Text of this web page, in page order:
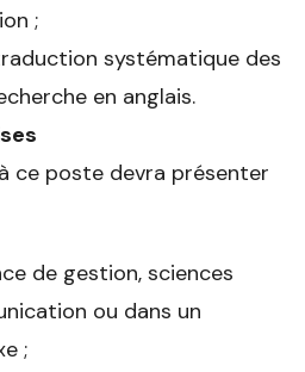
;
systématique des
en anglais.
ce poste devra présenter
de gestion, sciences
ou dans un
;